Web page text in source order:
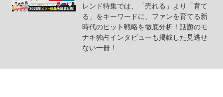
レンド特集では、「売れる」より「育て
る」をキーワードに、ファンを育てる新
時代のヒット戦略を徹底分析！話題のモ
ナキ独占インタビューも掲載した見逃せ
ない一冊！